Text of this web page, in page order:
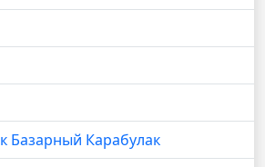
Базарный Карабулак